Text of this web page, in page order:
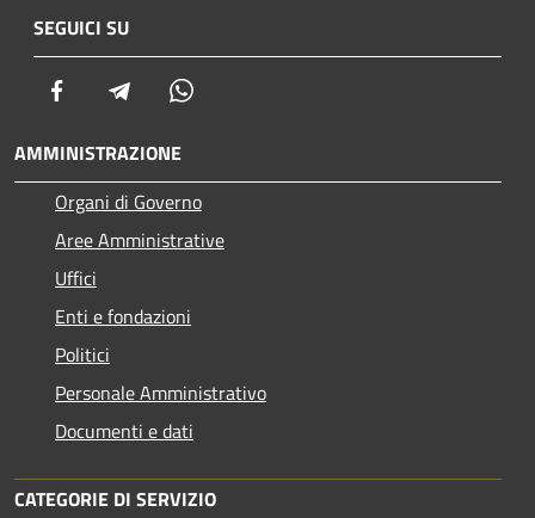
SEGUICI SU
Facebook Telegram
AMMINISTRAZIONE
Organi di Governo
Aree Amministrative
Uffici
Enti e fondazioni
Politici
Personale Amministrativo
Documenti e dati
CATEGORIE DI SERVIZIO